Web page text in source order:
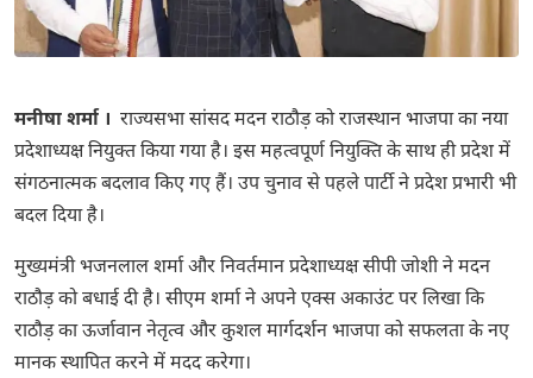
मनीषा शर्मा । राज्यसभा सांसद मदन राठौड़ को राजस्थान भाजपा का नया
प्रदेशाध्यक्ष नियुक्त किया गया है। इस महत्वपूर्ण नियुक्ति के साथ ही प्रदेश में
संगठनात्मक बदलाव किए गए हैं। उप चुनाव से पहले पार्टी ने प्रदेश प्रभारी भी
बदल दिया है।
मुख्यमंत्री भजनलाल शर्मा और निवर्तमान प्रदेशाध्यक्ष सीपी जोशी ने मदन
राठौड़ को बधाई दी है। सीएम शर्मा ने अपने एक्स अकाउंट पर लिखा कि
राठौड़ का ऊर्जावान नेतृत्व और कुशल मार्गदर्शन भाजपा को सफलता के नए
मानक स्थापित करने में मदद करेगा।